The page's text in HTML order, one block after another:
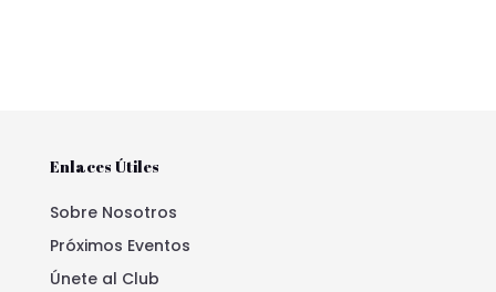
Enlaces Útiles
Sobre Nosotros
Próximos Eventos
Únete al Club